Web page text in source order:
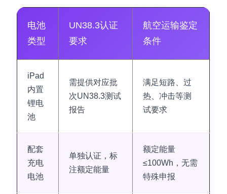
电池
类型
UN38.3认证
要求
航空运输鉴定
条件
iPad
内置
锂电
池
需提供对应批
次UN38.3测试
报告
满足短路、过
热、冲击等测
试要求
配套
充电
电池
单独认证，标
注额定能量
额定能量
≤100Wh，无需
特殊申报